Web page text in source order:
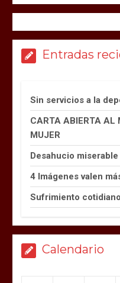
Entradas
Sin servicios a la
CARTA ABIERTA AL
MUJER
Desahucio
4 Imágenes valen
Sufrimiento
Calendario